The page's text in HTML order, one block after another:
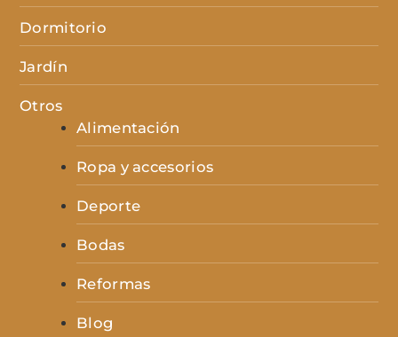
Dormitorio
Jardín
Otros
Alimentación
Ropa y accesorios
Deporte
Bodas
Reformas
Blog